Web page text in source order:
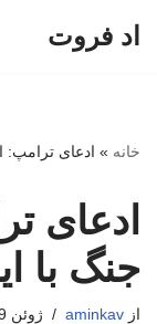
اد فروت
خانه » ادعای ترامپ:
ادعای
جنگ با
از aminkav ژوئن 9, 2026